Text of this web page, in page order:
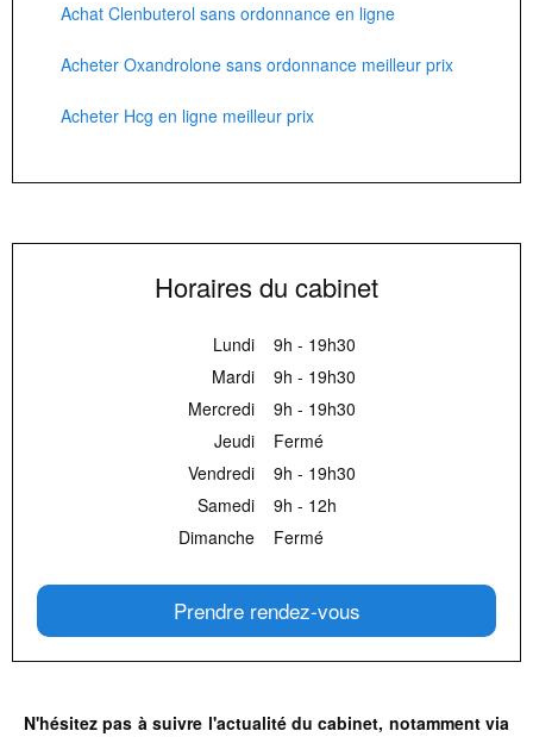
Achat Clenbuterol sans ordonnance en ligne
Acheter Oxandrolone sans ordonnance meilleur prix
Acheter Hcg en ligne meilleur prix
Horaires du cabinet
Lundi
9h - 19h30
Mardi
9h - 19h30
Mercredi
9h - 19h30
Jeudi
Fermé
Vendredi
9h - 19h30
Samedi
9h - 12h
Dimanche
Fermé
Prendre rendez-vous
N'hésitez pas à suivre l'actualité du cabinet, notamment via